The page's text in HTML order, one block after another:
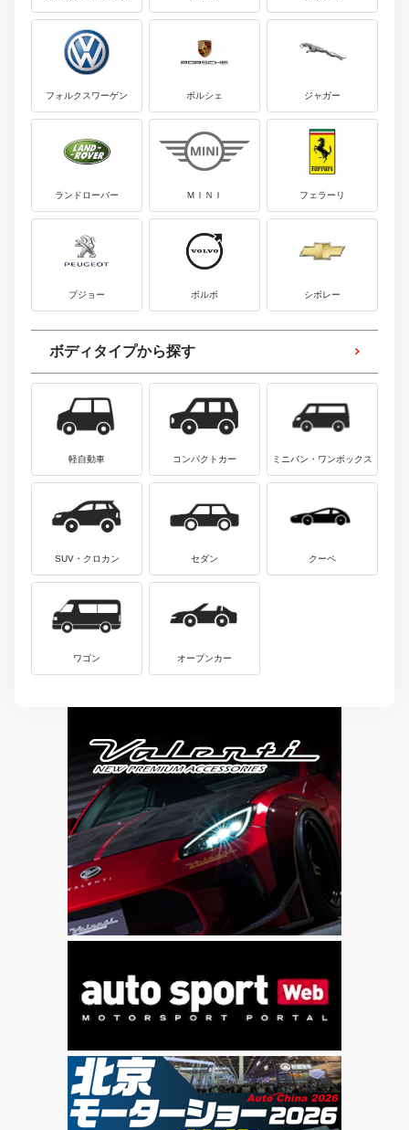
フォルクスワーゲン ポルシェ ジャガー
ランドローバー ＭＩＮＩ フェラーリ
プジョー ボルボ シボレー
ボディタイプから探す
軽自動車 コンパクトカー ミニバン・ワンボックス
SUV・クロカン セダン クーペ
ワゴン オープンカー